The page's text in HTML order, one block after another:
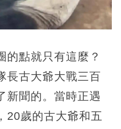
的點就只有這麼？
長古大爺大戰三百
新聞的。當時正遇
20歲的古大爺和五